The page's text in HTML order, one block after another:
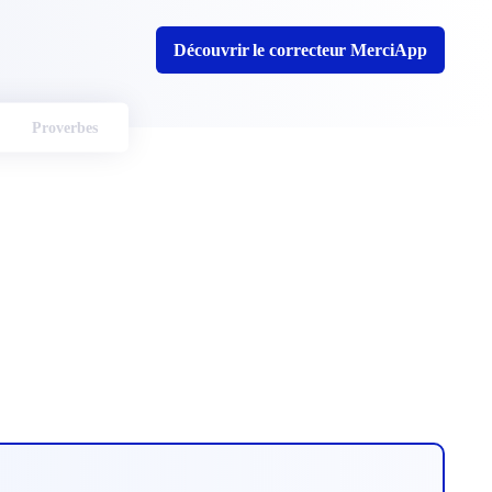
Découvrir le correcteur MerciApp
Proverbes